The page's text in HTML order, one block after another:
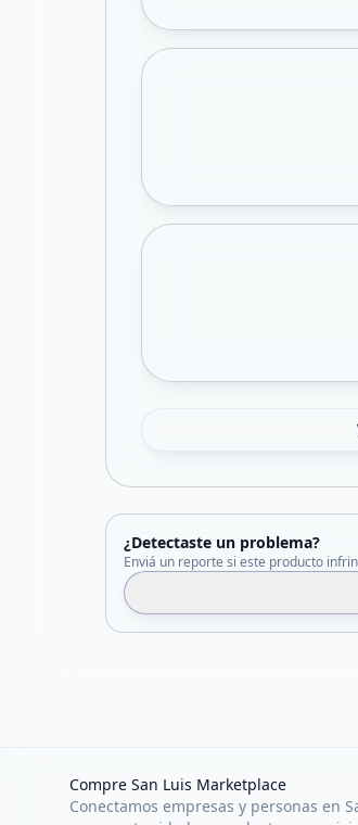
¿Detectaste un problema?
Enviá un reporte si este producto
Compre San Luis Marketplace
Conectamos empresas y personas en